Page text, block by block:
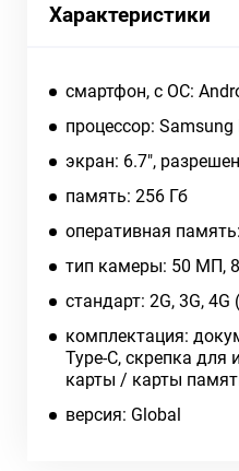
Характеристики
смартфон, c ОС:
процессор: Samsung
экран: 6.7",
память: 256 Гб
оперативная
тип камеры: 50 МП,
cтандарт: 2G, 3G, 4G
комплектация:
Type-C, скрепка для
карты / карты
версия: Global